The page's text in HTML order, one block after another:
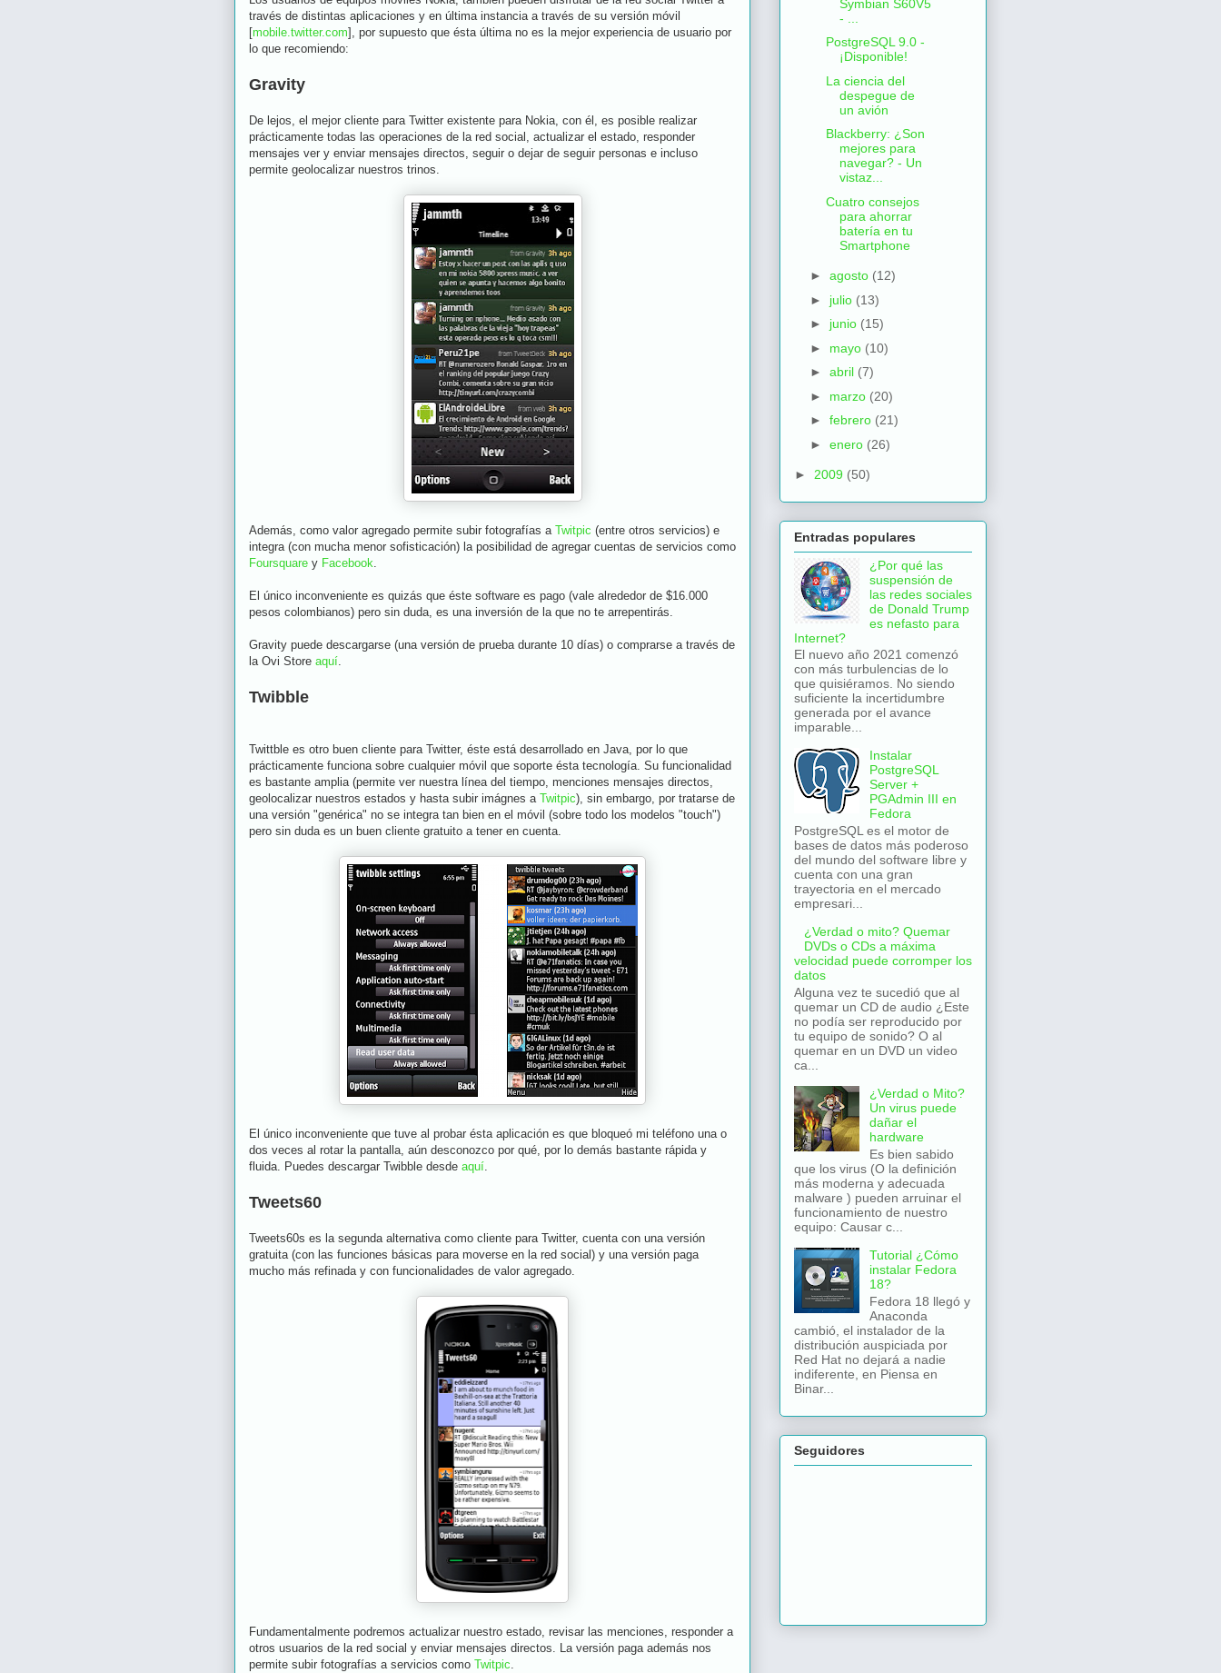
través de distintas aplicaciones y en última instancia a través de su versión móvil
[mobile.twitter.com], por supuesto que ésta última no es la mejor experiencia de usuario por
lo que recomiendo:
Gravity
De lejos, el mejor cliente para Twitter existente para Nokia, con él, es posible realizar
prácticamente todas las operaciones de la red social, actualizar el estado, responder
mensajes ver y enviar mensajes directos, seguir o dejar de seguir personas e incluso
permite geolocalizar nuestros trinos.
Además, como valor agregado permite subir fotografías a Twitpic (entre otros servicios) e
integra (con mucha menor sofisticación) la posibilidad de agregar cuentas de servicios como
Foursquare y Facebook.
El único inconveniente es quizás que éste software es pago (vale alrededor de $16.000
pesos colombianos) pero sin duda, es una inversión de la que no te arrepentirás.
Gravity puede descargarse (una versión de prueba durante 10 días) o comprarse a través de
la Ovi Store aquí.
Twibble
Twittble es otro buen cliente para Twitter, éste está desarrollado en Java, por lo que
prácticamente funciona sobre cualquier móvil que soporte ésta tecnología. Su funcionalidad
es bastante amplia (permite ver nuestra línea del tiempo, menciones mensajes directos,
geolocalizar nuestros estados y hasta subir imágnes a Twitpic), sin embargo, por tratarse de
una versión "genérica" no se integra tan bien en el móvil (sobre todo los modelos "touch")
pero sin duda es un buen cliente gratuito a tener en cuenta.
El único inconveniente que tuve al probar ésta aplicación es que bloqueó mi teléfono una o
dos veces al rotar la pantalla, aún desconozco por qué, por lo demás bastante rápida y
fluida. Puedes descargar Twibble desde aquí.
Tweets60
Tweets60s es la segunda alternativa como cliente para Twitter, cuenta con una versión
gratuita (con las funciones básicas para moverse en la red social) y una versión paga
mucho más refinada y con funcionalidades de valor agregado.
Fundamentalmente podremos actualizar nuestro estado, revisar las menciones, responder a
otros usuarios de la red social y enviar mensajes directos. La versión paga además nos
permite subir fotografías a servicios como Twitpic.
Symbian S60V5
- ...
PostgreSQL 9.0 -
¡Disponible!
La ciencia del
despegue de
un avión
Blackberry: ¿Son
mejores para
navegar? - Un
vistaz...
Cuatro consejos
para ahorrar
batería en tu
Smartphone
► agosto (12)
► julio (13)
► junio (15)
► mayo (10)
► abril (7)
► marzo (20)
► febrero (21)
► enero (26)
► 2009 (50)
Entradas populares
¿Por qué las
suspensión de
las redes sociales
de Donald Trump
es nefasto para
Internet?
El nuevo año 2021 comenzó
con más turbulencias de lo
que quisiéramos. No siendo
suficiente la incertidumbre
generada por el avance
imparable...
Instalar
PostgreSQL
Server +
PGAdmin III en
Fedora
PostgreSQL es el motor de
bases de datos más poderoso
del mundo del software libre y
cuenta con una gran
trayectoria en el mercado
empresari...
¿Verdad o mito? Quemar
DVDs o CDs a máxima
velocidad puede corromper los
datos
Alguna vez te sucedió que al
quemar un CD de audio ¿Este
no podía ser reproducido por
tu equipo de sonido? O al
quemar en un DVD un video
ca...
¿Verdad o Mito?
Un virus puede
dañar el
hardware
Es bien sabido
que los virus (O la definición
más moderna y adecuada
malware ) pueden arruinar el
funcionamiento de nuestro
equipo: Causar c...
Tutorial ¿Cómo
instalar Fedora
18?
Fedora 18 llegó y
Anaconda
cambió, el instalador de la
distribución auspiciada por
Red Hat no dejará a nadie
indiferente, en Piensa en
Binar...
Seguidores